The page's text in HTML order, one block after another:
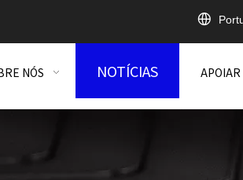
NÓS NOTÍCIAS APOIAR